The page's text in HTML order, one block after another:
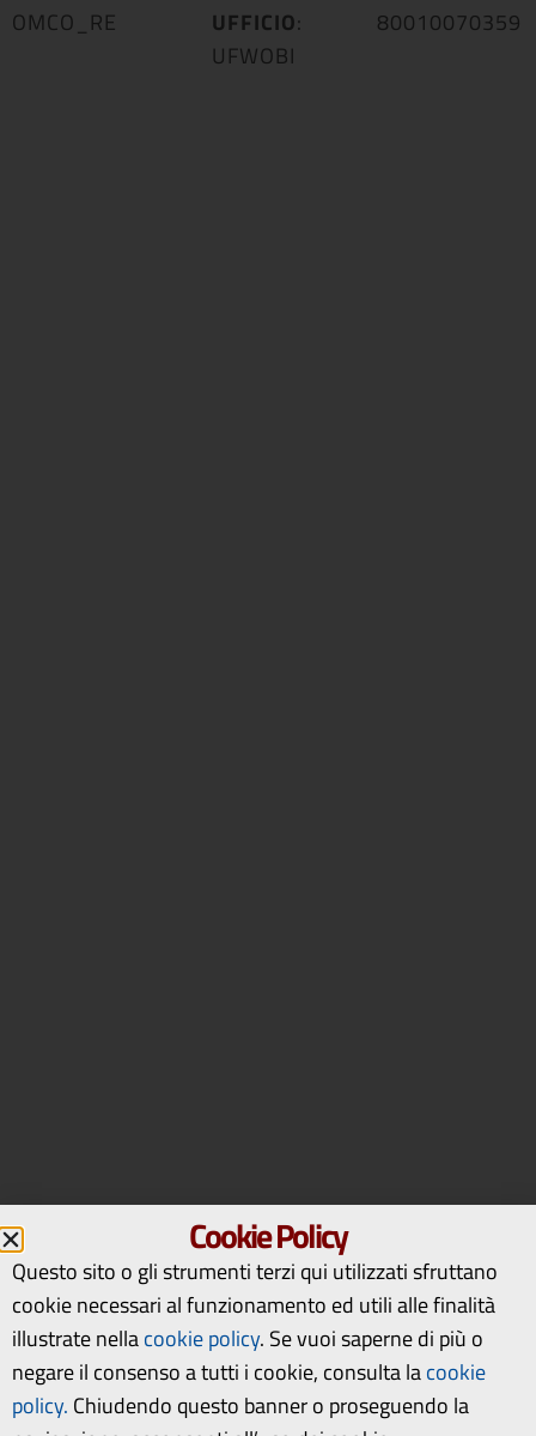
OMCO_RE
UFFICIO:
UFWOBI
80010070359
Cookie Policy
Questo sito o gli strumenti terzi qui utilizzati sfruttano
cookie necessari al funzionamento ed utili alle finalità
illustrate nellacookie policy. Se vuoi saperne di più o
negare il consenso a tutti i cookie, consulta lacookie
policy. Chiudendo questo banner o proseguendo la